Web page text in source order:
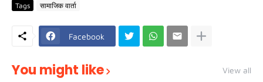
Tags सामाजिक वार्ता
Facebook
You might like View all